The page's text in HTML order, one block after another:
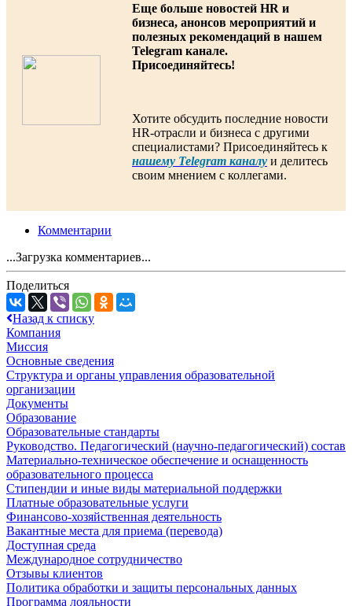
Еще больше новостей HR и
бизнеса, анонсов мероприятий и
полезных рекомендаций в нашем
Telegram канале.
Присоединяйтесь!
Хотите обсудить последние новости
HR-отрасли и бизнеса с другими
специалистами? Присоединяйтесь к
нашему Telegram каналу и делитесь
своим мнением с коллегами.
Комментарии
...Загрузка комментариев...
Поделиться
Назад к списку
Компания
Миссия
Основные сведения
Структура и органы управления образовательной
организации
Документы
Образование
Образовательные стандарты
Руководство. Педагогический (научно-педагогический) состав
Материально-техническое обеспечение и оснащенность
образовательного процесса
Стипендии и иные виды материальной поддержки
Платные образовательные услуги
Финансово-хозяйственная деятельность
Вакантные места для приема (перевода)
Доступная среда
Международное сотрудничество
Отзывы клиентов
Политика обработки и защиты персональных данных
Программа лояльности